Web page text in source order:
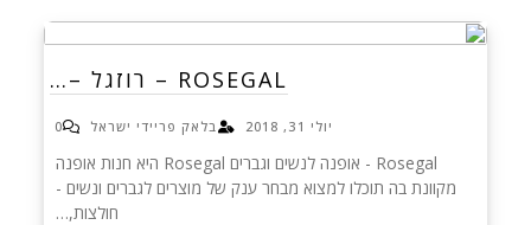
ROSEGAL – רוזגל –…
יולי 31, 2018 בלאק פריידי ישראל 0
Rosegal - אופנה לנשים וגברים Rosegal היא חנות אופנה
מקוונת בה תוכלו למצוא מבחר ענק של מוצרים לגברים ונשים -
חולצות,…